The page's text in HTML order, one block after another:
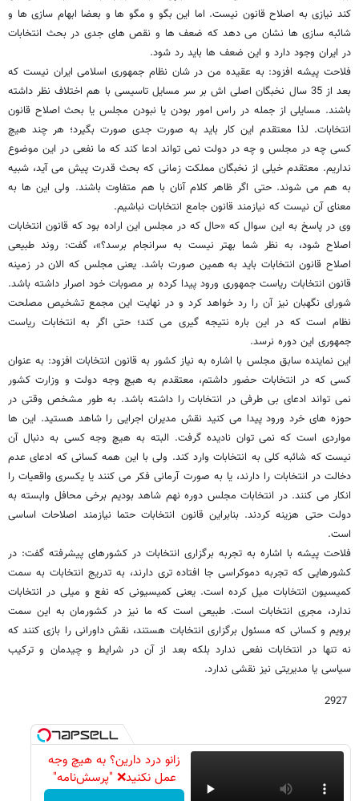
کند نیازی به اصلاح قانون نیست. اما این بگو و مگو ها و بعضا ابهام سازی ها و
شائبه سازی ها نشان می دهد که ضعف ها و نقص های جدی در بحث انتخابات
در ایران وجود دارد و این ضعف ها باید رد شود.
فلاحت پیشه افزود: به عقیده من در شان نظام جمهوری اسلامی ایران نیست که
بعد از 35 سال نخبگان اصلی اش بر سر مسایل تاسیسی با هم اختلاف نظر داشته
باشند. مسایلی از جمله در راس امور بودن یا نبودن مجلس یا بحث اصلاح قانون
انتخابات. لذا معتقدم این کار باید به صورت جدی صورت بگیرد؛ هر چند هیچ
کسی چه در مجلس و چه در دولت نمی تواند ادعا کند که ما نفعی در این موضوع
نداریم. معتقدم خیلی از نخبگان مملکت زمانی که بحث قدرت پیش می آید، شبیه
به هم می شوند. حتی اگر ظاهر کلام آنان با هم متفاوت باشند. ولی این ها به
معنای آن نیست که نیازمند قانون جامع انتخابات نباشیم.
وی در پاسخ به این سوال که «حال که در مجلس این اراده بود که قانون انتخابات
اصلاح شود، به نظر شما بهتر نیست به سرانجام برسد؟»، گفت: روند طبیعی
اصلاح قانون انتخابات باید به همین صورت باشد. یعنی مجلس که الان در زمینه
قانون انتخابات ریاست جمهوری ورود پیدا کرده بر مصوبات خود اصرار داشته باشد.
شورای نگهبان نیز آن را رد خواهد کرد و در نهایت این مجمع تشخیص مصلحت
نظام است که در این باره نتیجه گیری می کند؛ حتی اگر به انتخابات ریاست
جمهوری این دوره نرسد.
این نماینده سابق مجلس با اشاره به نیاز کشور به قانون انتخابات افزود: به عنوان
کسی که در انتخابات حضور داشتم، معتقدم به هیچ وجه دولت و وزارت کشور
نمی تواند ادعای بی طرفی در انتخابات را داشته باشد. به طور مشخص وقتی در
حوزه های خرد ورود پیدا می کنید نقش مدیران اجرایی را شاهد هستید. این ها
مواردی است که نمی توان نادیده گرفت. البته به هیچ وجه کسی به دنبال آن
نیست که شائبه کلی به انتخابات وارد کند. ولی با این همه کسانی که ادعای عدم
دخالت در انتخابات را دارند، یا به صورت آرمانی فکر می کنند یا یکسری واقعیات را
انکار می کنند. در انتخابات مجلس دوره نهم شاهد بودیم برخی محافل وابسته به
دولت حتی هزینه کردند. بنابراین قانون انتخابات حتما نیازمند اصلاحات اساسی
است.
فلاحت پیشه با اشاره به تجربه برگزاری انتخابات در کشورهای پیشرفته گفت: در
کشورهایی که تجربه دموکراسی جا افتاده تری دارند، به تدریج انتخابات به سمت
کمیسیون انتخابات میل کرده است. یعنی کمیسیونی که نفع و میلی در انتخابات
ندارد، مجری انتخابات است. طبیعی است که ما نیز در کشورمان به این سمت
برویم و کسانی که مسئول برگزاری انتخابات هستند، نقش داورانی را بازی کنند که
نه تنها در انتخابات نفعی ندارد بلکه بعد از آن در شرایط و چیدمان و ترکیب
سیاسی یا مدیریتی نیز نقشی ندارد.
زانو درد دارین؟ به هیچ وجه
عمل نکنید❌ "پرسش‌نامه"